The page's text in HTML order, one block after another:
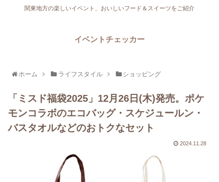
関東地方の楽しいイベント、おいしいフード＆スイーツをご紹介
イベントチェッカー
ホーム ライフスタイル ショッピング
「ミスド福袋2025」12月26日(木)発売。ポケ
モンコラボのエコバッグ・スケジュールン・
バスタオルなどのおトクなセット
2024.11.28